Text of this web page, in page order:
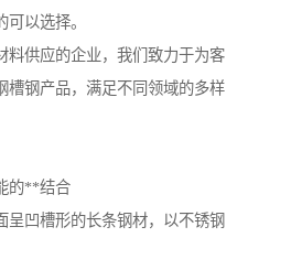
以选择。
料供应的企业，我们致力于为客
槽钢产品，满足不同领域的多样
的**结合
呈凹槽形的长条钢材，以不锈钢